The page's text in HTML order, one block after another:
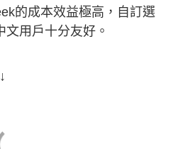
的成本效益極高，自訂選
用戶十分友好。